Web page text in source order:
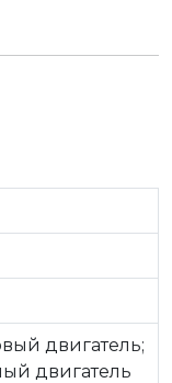
двигатель;
двигатель